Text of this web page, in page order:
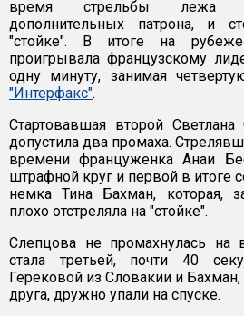
время стрельбы лежа
дополнительных патрона, и
"стойке". В итоге на
проигрывала французскому
одну минуту, занимая
"Интерфакс".
Стартовавшая второй
допустила два промаха.
времени француженка Анаи
штрафной круг и первой в итоге
немка Тина Бахман, которая,
плохо отстреляла на "стойке".
Слепцова не промахнулась на
стала третьей, почти 40
Герековой из Словакии и
друга, дружно упали на спуске.